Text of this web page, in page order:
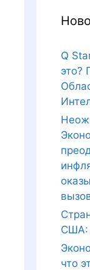
Q
это?
США:
что